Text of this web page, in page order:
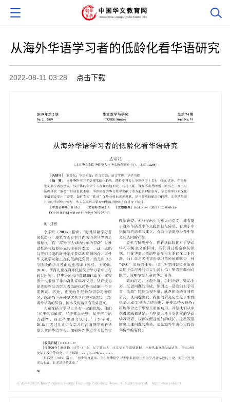
从海外华语学习者的低龄化看华语研究
2022-08-11 03:28 点击下载